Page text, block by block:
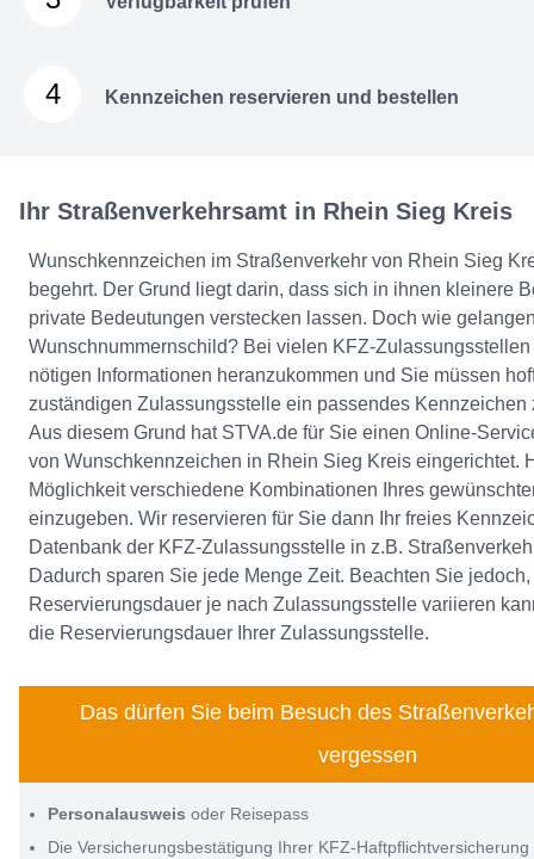
4 Kennzeichen reservieren und bestellen
Ihr Straßenverkehrsamt in Rhein Sieg Kreis
Wunschkennzeichen im Straßenverkehr von Rhein Sieg
begehrt. Der Grund liegt darin, dass sich in ihnen kleinere
private Bedeutungen verstecken lassen. Doch wie
Wunschnummernschild? Bei vielen KFZ-
nötigen Informationen heranzukommen und Sie müssen
zuständigen Zulassungsstelle ein passendes
Aus diesem Grund hat STVA.de für Sie einen Online-
von Wunschkennzeichen in Rhein Sieg Kreis eingerichtet.
Möglichkeit verschiedene Kombinationen Ihres
einzugeben. Wir reservieren für Sie dann Ihr freies
Datenbank der KFZ-Zulassungsstelle in z.B.
Dadurch sparen Sie jede Menge Zeit. Beachten Sie
Reservierungsdauer je nach Zulassungsstelle variieren
die Reservierungsdauer Ihrer Zulassungsstelle.
Das dürfen Sie beim Besuch des
vergessen
Personalausweis oder Reisepass
Die Versicherungsbestätigung Ihrer KFZ-